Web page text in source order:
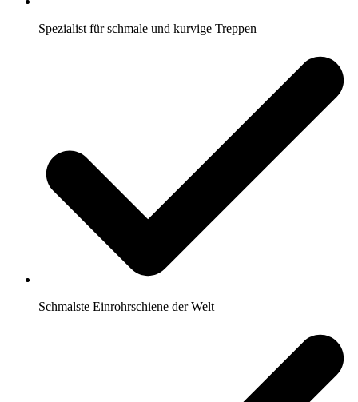
Spezialist für schmale und kurvige Treppen
Schmalste Einrohrschiene der Welt